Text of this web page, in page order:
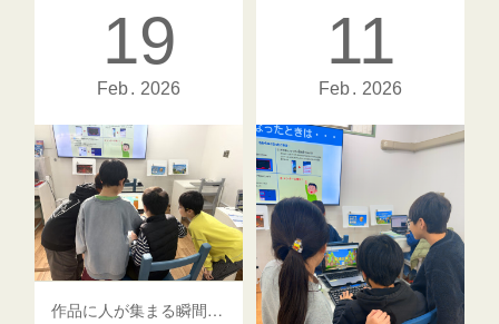
保護者様からの声 ブログ
採用情報
19
Feb 2026
作品に人が集まる瞬間が、学びを加速させる
11
Feb 2026